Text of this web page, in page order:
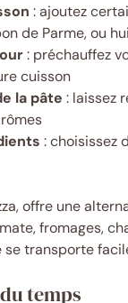
: ajoutez
de Parme, ou
: préchauffez
cuisson
la pâte : laissez
: choisissez
offre une
fromages,
se transporte
temps